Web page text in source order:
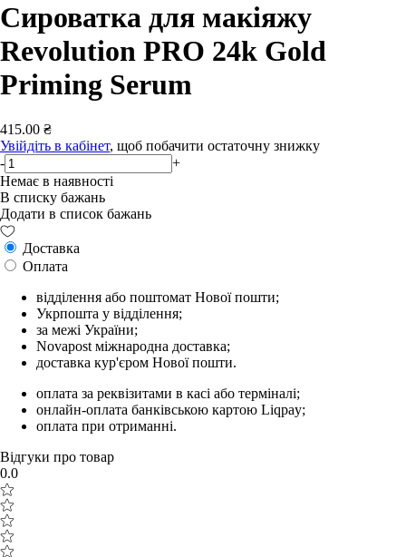
Сироватка для макіяжу
Revolution PRO 24k Gold
Priming Serum
415.00 ₴
Увійдіть в кабінет, щоб побачити остаточну знижку
-
+
Немає в наявності
В списку бажань
Додати в список бажань
Доставка
Оплата
відділення або поштомат Нової пошти;
Укрпошта у відділення;
за межі України;
Novapost міжнародна доставка;
доставка кур'єром Нової пошти.
оплата за реквізитами в касі або терміналі;
онлайн-оплата банківською картою Liqpay;
оплата при отриманні.
Відгуки про товар
0.0